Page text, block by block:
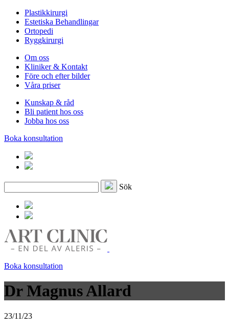
Plastikkirurgi
Estetiska Behandlingar
Ortopedi
Ryggkirurgi
Om oss
Kliniker & Kontakt
Före och efter bilder
Våra priser
Kunskap & råd
Bli patient hos oss
Jobba hos oss
Boka konsultation
Sök
Boka konsultation
Dr Magnus Allard
23/11/23